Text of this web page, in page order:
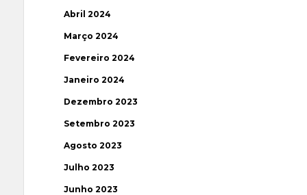
Abril 2024
Março 2024
Fevereiro 2024
Janeiro 2024
Dezembro 2023
Setembro 2023
Agosto 2023
Julho 2023
Junho 2023